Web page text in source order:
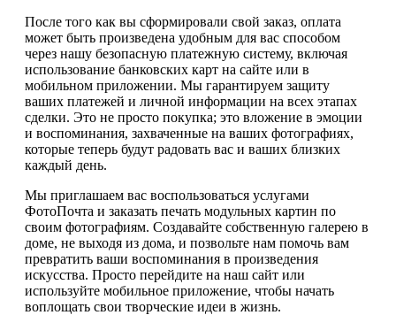
После того как вы сформировали свой заказ, оплата
может быть произведена удобным для вас способом
через нашу безопасную платежную систему, включая
использование банковских карт на сайте или в
мобильном приложении. Мы гарантируем защиту
ваших платежей и личной информации на всех этапах
сделки. Это не просто покупка; это вложение в эмоции
и воспоминания, захваченные на ваших фотографиях,
которые теперь будут радовать вас и ваших близких
каждый день.
Мы приглашаем вас воспользоваться услугами
ФотоПочта и заказать печать модульных картин по
своим фотографиям. Создавайте собственную галерею в
доме, не выходя из дома, и позвольте нам помочь вам
превратить ваши воспоминания в произведения
искусства. Просто перейдите на наш сайт или
используйте мобильное приложение, чтобы начать
воплощать свои творческие идеи в жизнь.